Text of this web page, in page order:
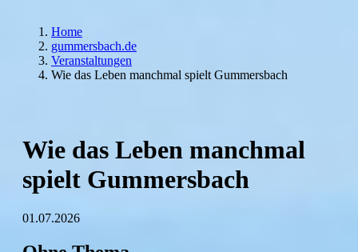
Home
gummersbach.de
Veranstaltungen
Wie das Leben manchmal spielt Gummersbach
Wie das Leben manchmal
spielt Gummersbach
01.07.2026